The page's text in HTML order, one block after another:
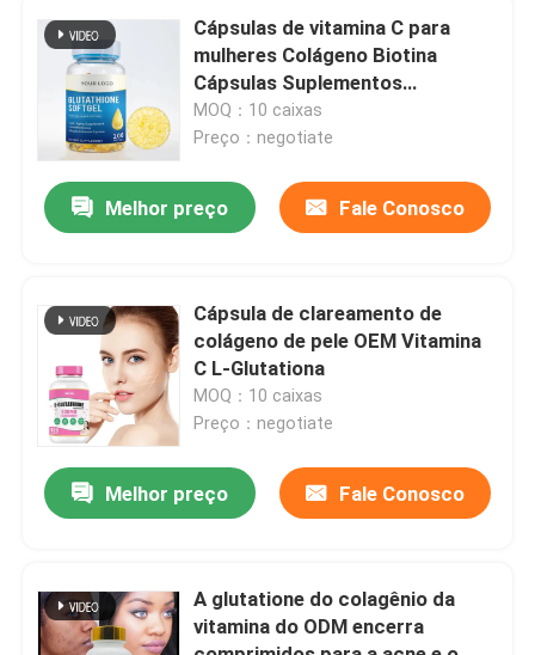
Produtos
vídeos
Sobre nós
Controle da qualidade
Contacte-nos
Peça umas citações
Suplemento erval a Maca
Cápsulas de vitamina C para
mulheres Colágeno Biotina
Cápsulas Suplementos
antienvelhecimento
MOQ：10 caixas
Preço：negotiate
Melhor preço Fale Conosco
Cápsula de clareamento de
colágeno de pele OEM Vitamina
C L-Glutationa
MOQ：10 caixas
Preço：negotiate
Melhor preço Fale Conosco
A glutatione do colagênio da
vitamina do ODM encerra